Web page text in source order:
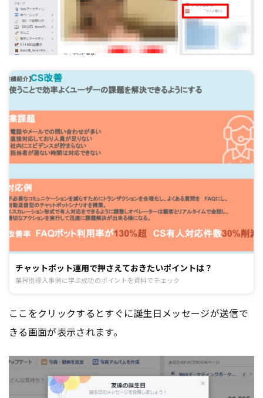
チャットボット運用で押さえておきたいポイントは？
業界別導入事例に学ぶ成功のポイントを資料でチェック
ここをクリックするとすぐに誕生日メッセージが送信で
きる画面が表示されます。